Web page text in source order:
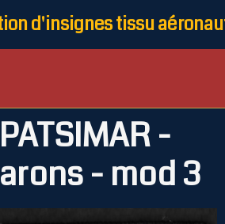
d'insignes tissu
-
- mod 3